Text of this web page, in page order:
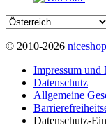
© 2010-2026
Impressum und
Datenschutz
Allgemeine
Datenschutz-